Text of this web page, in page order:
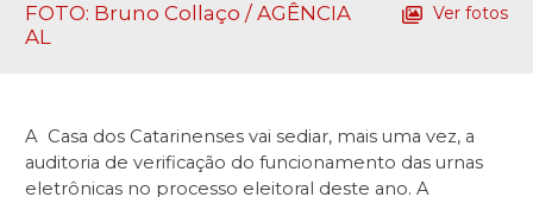
FOTO: Bruno Collaço / AGÊNCIA
AL
Ver fotos
A Casa dos Catarinenses vai sediar, mais uma vez, a
auditoria de verificação do funcionamento das urnas
eletrônicas no processo eleitoral deste ano. A